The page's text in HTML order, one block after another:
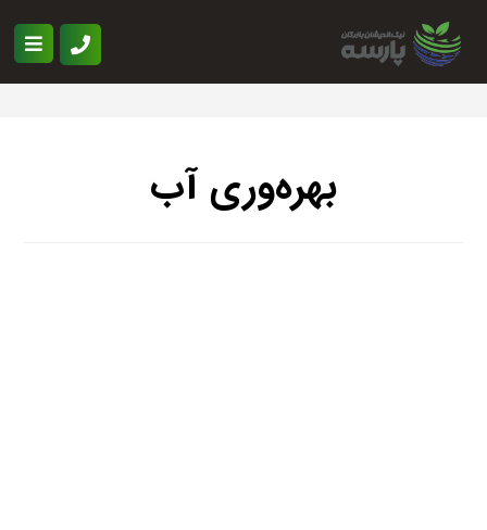
بهره‌وری آب